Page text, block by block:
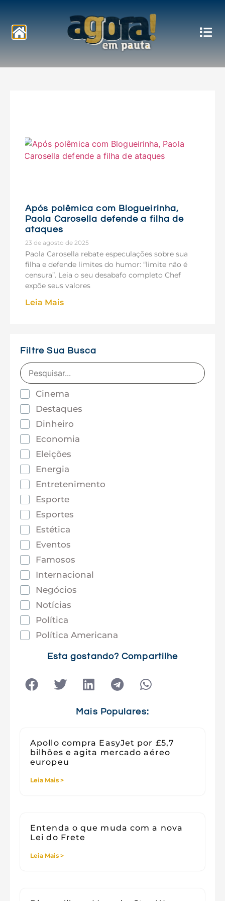
Notícias
Após polêmica com Blogueirinha,
Paola Carosella defende a filha de
ataques
23 de agosto de 2025
Paola Carosella rebate especulações sobre sua
filha e defende limites do humor: “limite não é
censura”. Leia o seu desabafo completo Chef
expõe seus valores
Leia Mais
Filtre Sua Busca
Cinema
Destaques
Dinheiro
Economia
Eleições
Energia
Entretenimento
Esporte
Esportes
Estética
Eventos
Famosos
Internacional
Negócios
Notícias
Política
Política Americana
Tecnologia
Esta gostando? Compartilhe
Mais Populares:
Apollo compra EasyJet por £5,7
bilhões e agita mercado aéreo
europeu
Leia Mais >
Entenda o que muda com a nova
Lei do Frete
Leia Mais >